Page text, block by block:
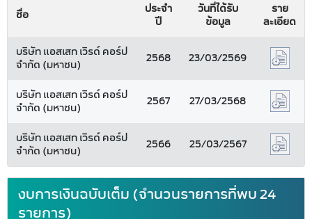
ชื่อ
ประจำ
ปี
วันที่ได้รับ
ข้อมูล
ราย
ละเอียด
บริษัท แอสเสท เวิรด์ คอร์ป
จำกัด (มหาชน)
2568 23/03/2569
บริษัท แอสเสท เวิรด์ คอร์ป
จำกัด (มหาชน)
2567 27/03/2568
บริษัท แอสเสท เวิรด์ คอร์ป
จำกัด (มหาชน)
2566 25/03/2567
งบการเงินฉบับเต็ม (จำนวนรายการที่พบ 24
รายการ)